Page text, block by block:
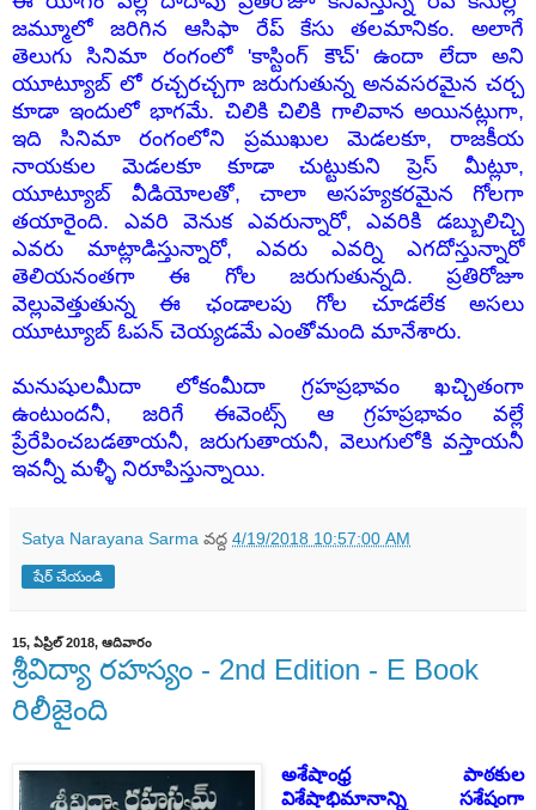
జమ్మూలో జరిగిన ఆసిఫా రేప్ కేసు తలమానికం. అలాగే
తెలుగు సినిమా రంగంలో 'కాస్టింగ్ కౌచ్' ఉందా లేదా అని
యూట్యూబ్ లో రచ్చరచ్చగా జరుగుతున్న అనవసరమైన చర్చ
కూడా ఇందులో భాగమే. చిలికి చిలికి గాలివాన అయినట్లుగా,
ఇది సినిమా రంగంలోని ప్రముఖుల మెడలకూ, రాజకీయ
నాయకుల మెడలకూ కూడా చుట్టుకుని ప్రెస్ మీట్లూ,
యూట్యూబ్ వీడియోలతో, చాలా అసహ్యకరమైన గోలగా
తయారైంది. ఎవరి వెనుక ఎవరున్నారో, ఎవరికి డబ్బులిచ్చి
ఎవరు మాట్లాడిస్తున్నారో, ఎవరు ఎవర్ని ఎగదోస్తున్నారో
తెలియనంతగా ఈ గోల జరుగుతున్నది. ప్రతిరోజూ
వెల్లువెత్తుతున్న ఈ ఛండాలపు గోల చూడలేక అసలు
యూట్యూబ్ ఓపన్ చెయ్యడమే ఎంతోమంది మానేశారు.
మనుషులమీదా లోకంమీదా గ్రహప్రభావం ఖచ్చితంగా
ఉంటుందనీ, జరిగే ఈవెంట్స్ ఆ గ్రహప్రభావం వల్లే
ప్రేరేపించబడతాయనీ, జరుగుతాయనీ, వెలుగులోకి వస్తాయనీ
ఇవన్నీ మళ్ళీ నిరూపిస్తున్నాయి.
Satya Narayana Sarma వద్ద 4/19/2018 10:57:00 AM
షేర్ చేయండి
15, ఏప్రిల్ 2018, ఆదివారం
శ్రీవిద్యా రహస్యం - 2nd Edition - E Book
రిలీజైంది
అశేషాంధ్ర పాఠకుల
విశేషాభిమానాన్ని సశేషంగా